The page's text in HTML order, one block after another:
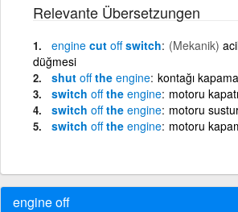
Relevante Übersetzungen
engine cut offswitch (Mekanik)
düğmesi
shut offthe engine kontağı
switch offthe engine motoru
switch offthe engine motoru
switch offthe engine motoru
engine off